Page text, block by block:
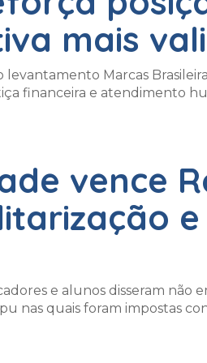
mais
Marcas
financeira e atendimento
vence
e alunos disseram
nas quais foram impostas